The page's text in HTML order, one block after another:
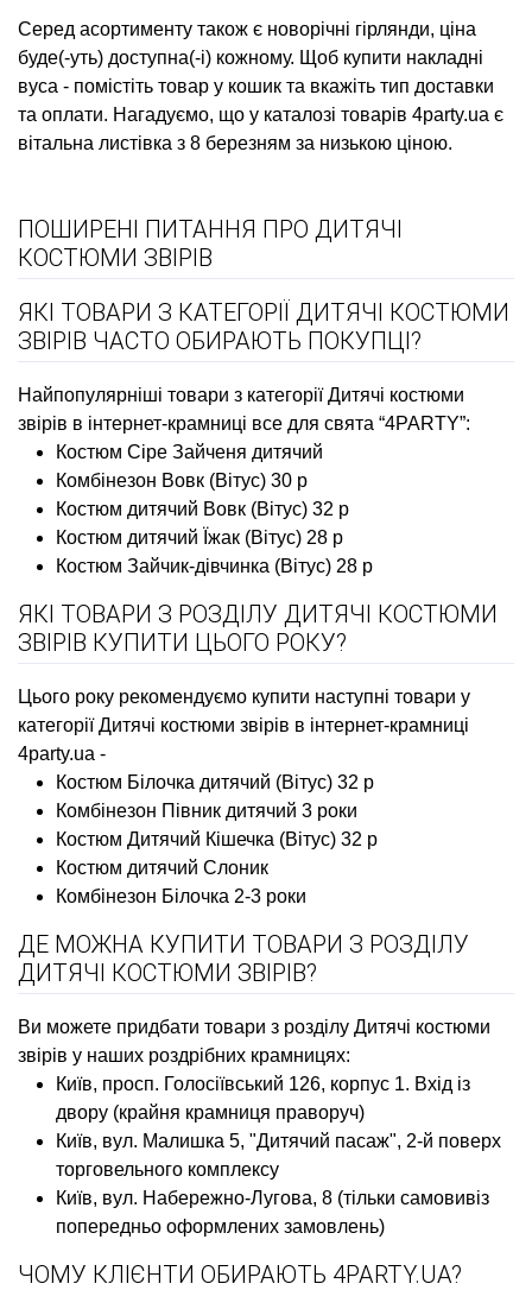
Серед асортименту також є новорічні гірлянди, ціна
буде(-уть) доступна(-і) кожному. Щоб купити накладні
вуса - помістіть товар у кошик та вкажіть тип доставки
та оплати. Нагадуємо, що у каталозі товарів 4party.ua є
вітальна листівка з 8 березням за низькою ціною.
ПОШИРЕНІ ПИТАННЯ ПРО ДИТЯЧІ
КОСТЮМИ ЗВІРІВ
ЯКІ ТОВАРИ З КАТЕГОРІЇ ДИТЯЧІ КОСТЮМИ
ЗВІРІВ ЧАСТО ОБИРАЮТЬ ПОКУПЦІ?
Найпопулярніші товари з категорії Дитячі костюми
звірів в інтернет-крамниці все для свята “4PARTY”:
Костюм Сіре Зайченя дитячий
Комбінезон Вовк (Вітус) 30 р
Костюм дитячий Вовк (Вітус) 32 р
Костюм дитячий Їжак (Вітус) 28 р
Костюм Зайчик-дівчинка (Вітус) 28 р
ЯКІ ТОВАРИ З РОЗДІЛУ ДИТЯЧІ КОСТЮМИ
ЗВІРІВ КУПИТИ ЦЬОГО РОКУ?
Цього року рекомендуємо купити наступні товари у
категорії Дитячі костюми звірів в інтернет-крамниці
4party.ua -
Костюм Білочка дитячий (Вітус) 32 р
Комбінезон Півник дитячий 3 роки
Костюм Дитячий Кішечка (Вітус) 32 р
Костюм дитячий Слоник
Комбінезон Білочка 2-3 роки
ДЕ МОЖНА КУПИТИ ТОВАРИ З РОЗДІЛУ
ДИТЯЧІ КОСТЮМИ ЗВІРІВ?
Ви можете придбати товари з розділу Дитячі костюми
звірів у наших роздрібних крамницях:
Київ, просп. Голосіївський 126, корпус 1. Вхід із
двору (крайня крамниця праворуч)
Київ, вул. Малишка 5, "Дитячий пасаж", 2-й поверх
торговельного комплексу
Київ, вул. Набережно-Лугова, 8 (тільки самовивіз
попередньо оформлених замовлень)
ЧОМУ КЛІЄНТИ ОБИРАЮТЬ 4PARTY.UA?